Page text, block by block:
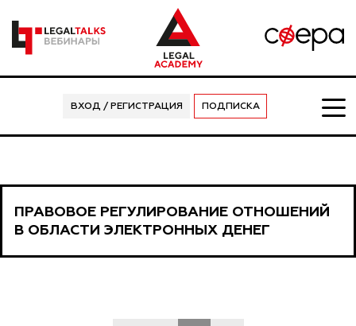
ВХОД / РЕГИСТРАЦИЯ ПОДПИСКА
ПРАВОВОЕ РЕГУЛИРОВАНИЕ ОТНОШЕНИЙ
В ОБЛАСТИ ЭЛЕКТРОННЫХ ДЕНЕГ